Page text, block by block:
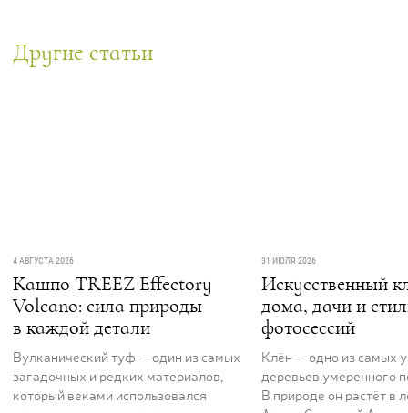
Другие статьи
4 АВГУСТА 2026
Кашпо TREEZ Effectory
Volcano: сила природы
в каждой детали
Вулканический туф — один из самых
загадочных и редких материалов,
который веками использовался
31 ИЮЛЯ 2026
Искусственный
дома, дачи и
фотосессий
Клён — одно из самых
деревьев умеренного
В природе он растёт в